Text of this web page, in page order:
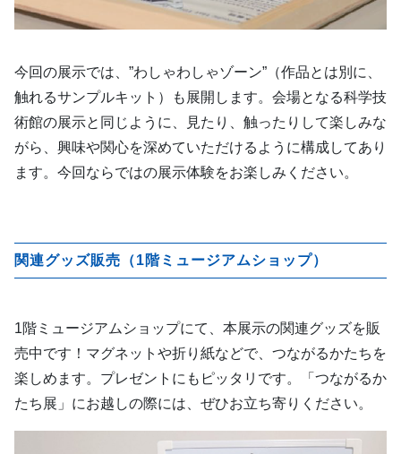
今回の展示では、”わしゃわしゃゾーン”（作品とは別に、
触れるサンプルキット）も展開します。会場となる科学技
術館の展示と同じように、見たり、触ったりして楽しみな
がら、興味や関心を深めていただけるように構成してあり
ます。今回ならではの展示体験をお楽しみください。
関連グッズ販売（1階ミュージアムショップ）
1階ミュージアムショップにて、本展示の関連グッズを販
売中です！マグネットや折り紙などで、つながるかたちを
楽しめます。プレゼントにもピッタリです。「つながるか
たち展」にお越しの際には、ぜひお立ち寄りください。